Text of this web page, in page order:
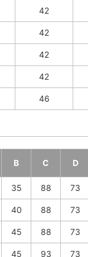
42
42
42
42
46
B C D
35 88 73
40 88 73
45 88 73
45 93 73